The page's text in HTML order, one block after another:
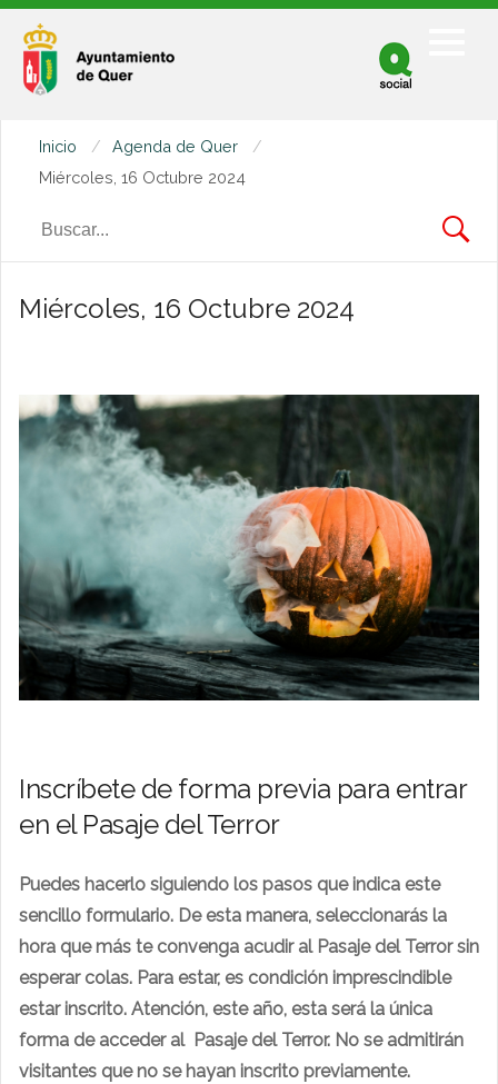
Inicio
Agenda de Quer
Miércoles, 16 Octubre 2024
Miércoles, 16 Octubre 2024
Inscríbete de forma previa para entrar
en el Pasaje del Terror
Puedes hacerlo siguiendo los pasos que indica este
sencillo formulario. De esta manera, seleccionarás la
hora que más te convenga acudir al Pasaje del Terror sin
esperar colas. Para estar, es condición imprescindible
estar inscrito. Atención, este año, esta será la única
forma de acceder al Pasaje del Terror. No se admitirán
visitantes que no se hayan inscrito previamente.